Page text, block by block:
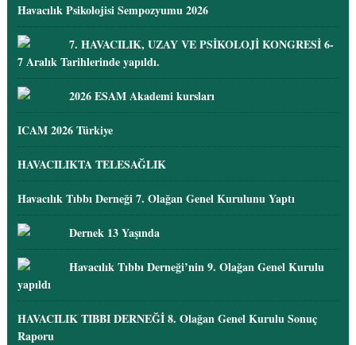
Havacılık Psikolojisi Sempozyumu 2026
7. HAVACILIK, UZAY VE PSİKOLOJİ KONGRESİ 6-
7 Aralık Tarihlerinde yapıldı.
2026 ESAM Akademi kursları
ICAM 2026 Türkiye
HAVACILIKTA TELESAĞLIK
Havacılık Tıbbı Derneği 7. Olağan Genel Kurulunu Yaptı
Dernek 13 Yaşında
Havacılık Tıbbı Derneği’nin 9. Olağan Genel Kurulu
yapıldı
HAVACILIK TIBBI DERNEĞİ 8. Olağan Genel Kurulu Sonuç
Raporu